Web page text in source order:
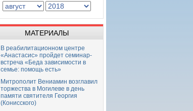
МАТЕРИАЛЫ
В реабилитационном центре
«Анастасис» пройдет семинар-
встреча «Беда зависимости в
семье: помощь есть»
Митрополит Вениамин возглавил
торжества в Могилеве в день
памяти святителя Георгия
(Конисского)